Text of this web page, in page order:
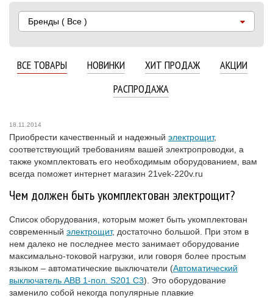
Бренды ( Все )
ВСЕ ТОВАРЫ НОВИНКИ ХИТ ПРОДАЖ
АКЦИИ
РАСПРОДАЖА
18.11.2014
Приобрести качественный и надежный электрощит,
соответствующий требованиям вашей электропроводки, а
также укомплектовать его необходимым оборудованием, вам
всегда поможет интернет магазин 21vek-220v.ru
Чем должен быть укомплектован электрощит?
Список оборудования, которым может быть укомплектован
современный электрощит, достаточно большой. При этом в
нем далеко не последнее место занимает оборудование
максимально-токовой нагрузки, или говоря более простым
языком – автоматические выключатели (Автоматический
выключатель ABB 1-пол. S201 C3). Это оборудование
заменило собой некогда популярные плавкие